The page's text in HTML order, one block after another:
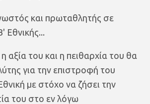
και πρωταθλητής σε
Εθνικής...
αξία του και η πειθαρχία του θα
για την επιστροφή του
με στόχο να ζήσει την
του στο εν λόγω